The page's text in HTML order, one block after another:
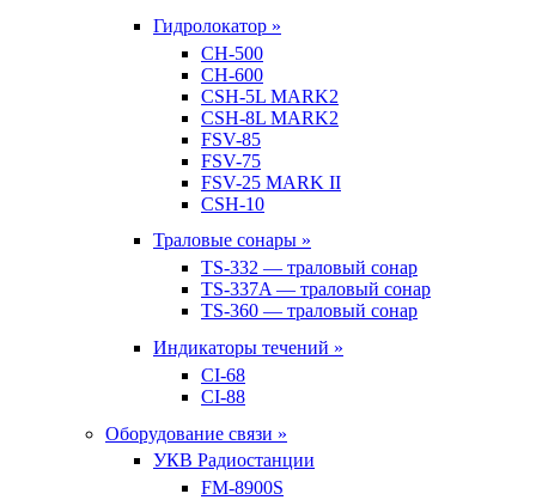
Гидролокатор »
CH-500
CH-600
CSH-5L MARK2
CSH-8L MARK2
FSV-85
FSV-75
FSV-25 MARK II
CSH-10
Траловые сонары »
TS-332 — траловый сонар
TS-337A — траловый сонар
TS-360 — траловый сонар
Индикаторы течений »
CI-68
CI-88
Оборудование связи »
УКВ Радиостанции
FM-8900S